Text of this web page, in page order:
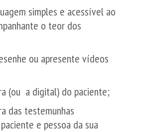
simples e acessível ao
o teor dos
ou apresente vídeos
(ou a digital) do paciente;
das testemunhas
e pessoa da sua